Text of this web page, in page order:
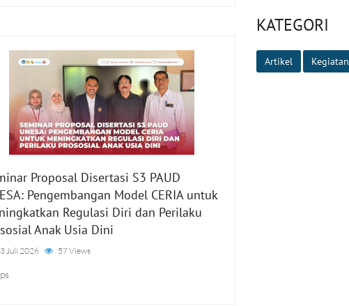
Proposal Disertasi S3 PAUD
Pengembangan Model CERIA untuk
Regulasi Diri dan Perilaku
Anak Usia Dini
Juli 2026 57 Views
KATEGORI
Artikel Kegiatan